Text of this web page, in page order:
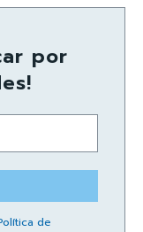
por
de